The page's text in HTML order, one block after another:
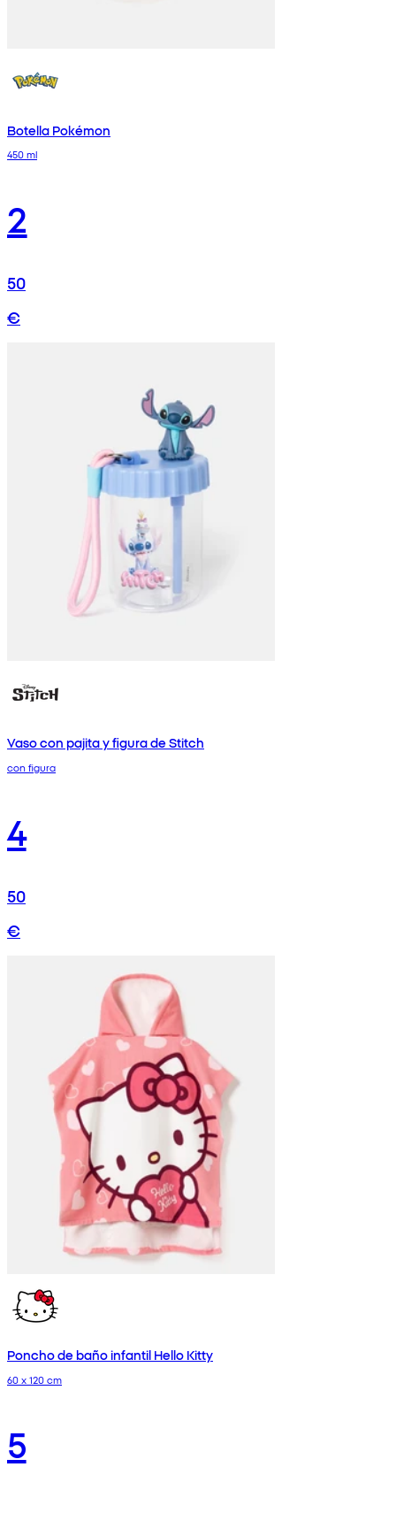
Botella Pokémon
450 ml
2
50
€
Vaso con pajita y figura de Stitch
con figura
4
50
€
Poncho de baño infantil Hello Kitty
60 x 120 cm
5